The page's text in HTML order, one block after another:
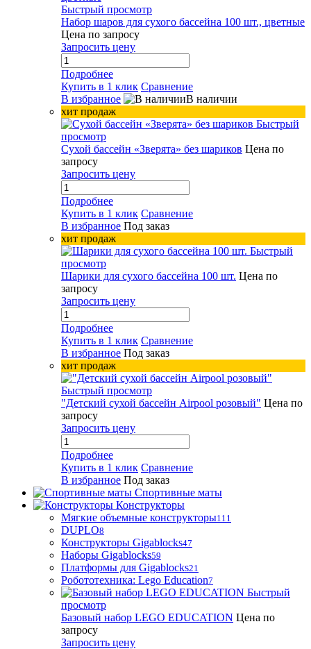
Быстрый просмотр
Набор шаров для сухого бассейна 100 шт., цветные
Цена по запросу
Запросить цену
Подробнее
Купить в 1 клик Сравнение
В избранное
В наличии
хит продаж
Быстрый
просмотр
Сухой бассейн «Зверята» без шариков Цена по
запросу
Запросить цену
Подробнее
Купить в 1 клик Сравнение
В избранное Под заказ
хит продаж
Быстрый
просмотр
Шарики для сухого бассейна 100 шт. Цена по
запросу
Запросить цену
Подробнее
Купить в 1 клик Сравнение
В избранное Под заказ
хит продаж
Быстрый просмотр
"Детский сухой бассейн Airpool розовый" Цена по
запросу
Запросить цену
Подробнее
Купить в 1 клик Сравнение
В избранное Под заказ
Спортивные маты
Конструкторы
Мягкие объемные конструкторы111
DUPLO8
Конструкторы Gigablocks47
Наборы Gigablocks59
Платформы для Gigablocks21
Робототехника: Lego Education7
Быстрый
просмотр
Базовый набор LEGO EDUCATION Цена по
запросу
Запросить цену